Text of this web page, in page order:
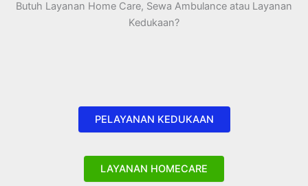
Butuh Layanan Home Care, Sewa Ambulance atau Layanan
Kedukaan?
PELAYANAN KEDUKAAN
LAYANAN HOMECARE